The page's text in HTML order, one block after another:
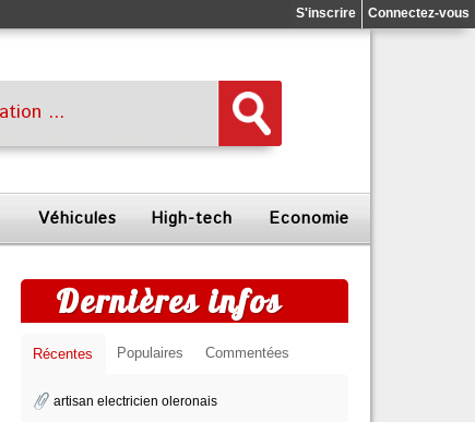
Connectez-vous
S'inscrire
Véhicules High-tech Economie
Dernières infos
Récentes Populaires Commentées
artisan electricien oleronais